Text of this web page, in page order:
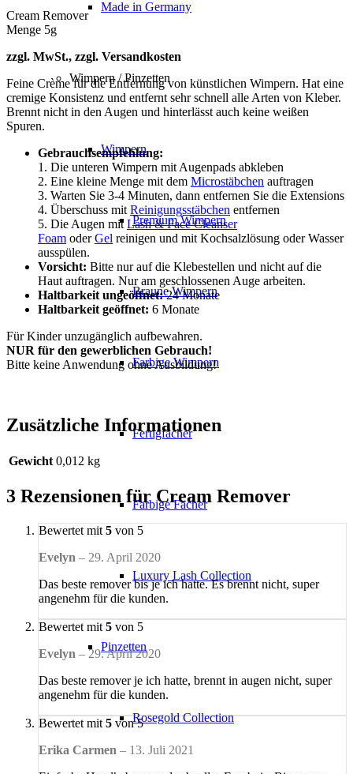
Made in Germany
Wimpern / Pinzetten
Wimpern
Premium Wimpern
Braune Wimpern
Farbige Wimpern
Fertigfächer
Farbige Fächer
Luxury Lash Collection
Pinzetten
Rosegold Collection
Cream Remover
Menge 5g
zzgl. MwSt., zzgl. Versandkosten
Feine Crème für die Entfernung von künstlichen Wimpern. Hat eine
cremige Konsistenz und entfernt sehr schnell alle Arten von Kleber.
Brennt nicht in den Augen und hinterlässt auch keine weißen
Spuren.
Gebrauchsempfehlung:
1. Die unteren Wimpern mit Augenpads abkleben
2. Eine kleine Menge mit dem Microstäbchen auftragen
3. Warten Sie 3-4 Minuten, dann entfernen Sie die Extensions
4. Überschuss mit Reinigungsstäbchen entfernen
5. Die Augen mit Lash & Face Cleanser
Foam oderGel reinigen und mit Kochsalzlösung oder Wasser
ausspülen.
Vorsicht: Bitte nur auf die Klebestellen und nicht auf die
Haut auftragen. Nur am geschlossenen Auge arbeiten.
Haltbarkeit ungeöffnet:24 Monate
Haltbarkeit geöffnet: 6 Monate
Für Kinder unzugänglich aufbewahren.
NUR für den gewerblichen Gebrauch!
Bitte keine Anwendung ohne Ausbildung!
Zusätzliche Informationen
Gewicht 0,012 kg
3 Rezensionen für Cream Remover
Bewertet mit 5 von 5
Evelyn – 29. April 2020
Das beste remover bis je ich hatte. Es brennt nicht, super
angenehm für die kunden.
Bewertet mit 5 von 5
Evelyn – 29. April 2020
Das beste remover je ich hatte, brennt in augen nicht, super
angenehm für die kunden.
Bewertet mit 5 von 5
Erika Carmen – 13. Juli 2021